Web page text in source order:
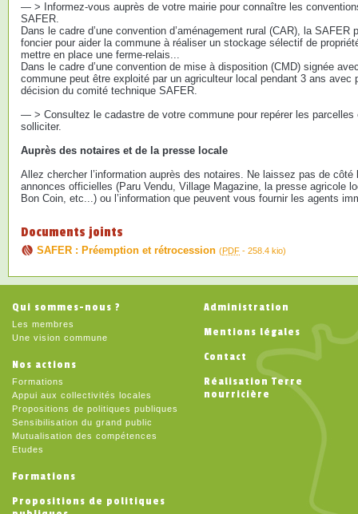
— > Informez-vous auprès de votre mairie pour connaître les
SAFER.
Dans le cadre d’une convention d’aménagement rural (CAR), la
foncier pour aider la commune à réaliser un stockage sélectif de
mettre en place une ferme-relais...
Dans le cadre d’une convention de mise à disposition (CMD) signée
commune peut être exploité par un agriculteur local pendant 3 ans avec
décision du comité technique SAFER.
— > Consultez le cadastre de votre commune pour repérer les
solliciter.
Auprès des notaires et de la presse locale
Allez chercher l’information auprès des notaires. Ne laissez pas de
annonces officielles (Paru Vendu, Village Magazine, la presse agricole
Bon Coin, etc...) ou l’information que peuvent vous fournir les agents
Documents joints
SAFER : Préemption et rétrocession (PDF - 258.4 kio)
Qui sommes-nous ?
Les membres
Une vision commune
Nos actions
Formations
Appui aux collectivités locales
Propositions de politiques publiques
Sensibilisation du grand public
Mutualisation des compétences
Etudes
Formations
Propositions de politiques
Administration
Mentions légales
Contact
Réalisation Terre
nourricière